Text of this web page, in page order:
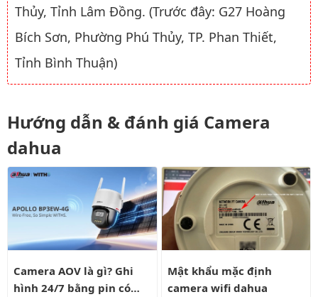
Thủy, Tỉnh Lâm Đồng. (Trước đây: G27 Hoàng
Bích Sơn, Phường Phú Thủy, TP. Phan Thiết,
Tỉnh Bình Thuận)
Hướng dẫn & đánh giá Camera
dahua
Camera AOV là gì? Ghi hình 24/7 bằng pin có liên tục?
Camera AOV là gì? Ghi
hình 24/7 bằng pin có
Mật khẩu mặc định camera
Mật khẩu mặc định
camera wifi dahua